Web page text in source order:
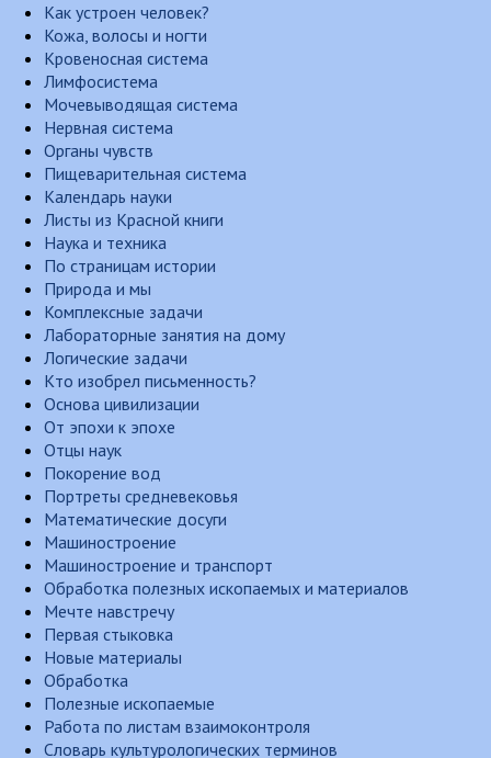
Как устроен человек?
Кожа, волосы и ногти
Кровеносная система
Лимфосистема
Мочевыводящая система
Нервная система
Органы чувств
Пищеварительная система
Календарь науки
Листы из Красной книги
Наука и техника
По страницам истории
Природа и мы
Комплексные задачи
Лабораторные занятия на дому
Логические задачи
Кто изобрел письменность?
Основа цивилизации
От эпохи к эпохе
Отцы наук
Покорение вод
Портреты средневековья
Математические досуги
Машиностроение
Машиностроение и транспорт
Обработка полезных ископаемых и материалов
Мечте навстречу
Первая стыковка
Новые материалы
Обработка
Полезные ископаемые
Работа по листам взаимоконтроля
Словарь культурологических терминов